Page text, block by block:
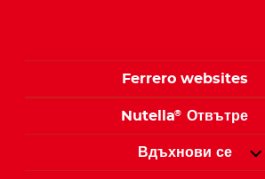
Ferrero websites
Nutella® Отвътре
Вдъхнови се